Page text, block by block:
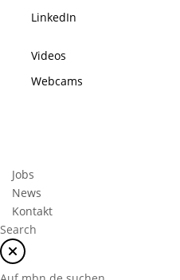
LinkedIn
Videos
Webcams
Jobs
News
Kontakt
Search